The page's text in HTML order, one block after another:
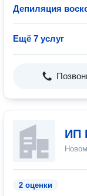
Депиляция
Ещё 7 услуг
ИП
2 оценки